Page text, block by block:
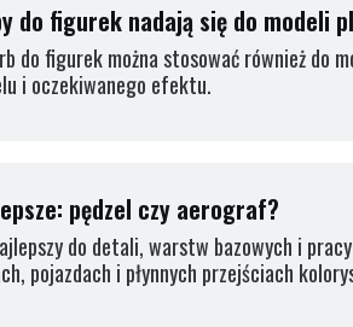
do figurek nadają się do modeli
do figurek można stosować również do
i oczekiwanego efektu.
pędzel czy aerograf?
do detali, warstw bazowych i
pojazdach i płynnych przejściach